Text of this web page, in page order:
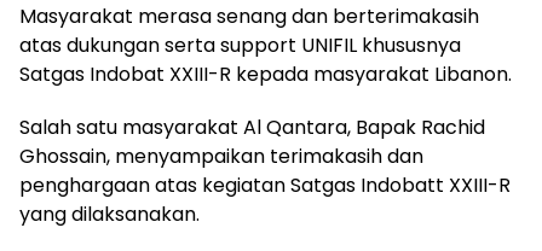
Masyarakat merasa senang dan berterimakasih
atas dukungan serta support UNIFIL khususnya
Satgas Indobat XXIII-R kepada masyarakat Libanon.
Salah satu masyarakat Al Qantara, Bapak Rachid
Ghossain, menyampaikan terimakasih dan
penghargaan atas kegiatan Satgas Indobatt XXIII-R
yang dilaksanakan.